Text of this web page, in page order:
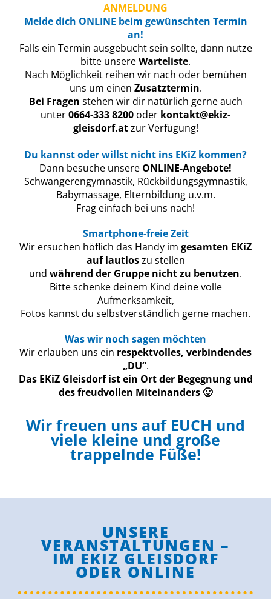
ANMELDUNG
Meldedich ONLINE beim gewünschten Termin
an!
Falls ein Termin ausgebucht sein sollte, dann nutze
bitte unsereWarteliste.
Nach Möglichkeit reihen wir nach oder bemühen
uns um einen Zusatztermin.
Bei Fragen stehen wir dir natürlich gerne auch
unter0664-333 8200 oder kontakt@ekiz-
gleisdorf.atzur Verfügung!
Du kannst oder willst nicht ins EKiZ kommen?
Dann besuche unsere ONLINE-Angebote!
Schwangerengymnastik, Rückbildungsgymnastik,
Babymassage, Elternbildung u.v.m.
Frag einfach bei uns nach!
Smartphone-freie Zeit
Wir ersuchen höflich das Handy im gesamten EKiZ
auf lautloszu stellen
und während der Gruppe nicht zu benutzen.
Bitte schenke deinem Kind deine volle
Aufmerksamkeit,
Fotos kannst du selbstverständlich gerne machen.
Was wir noch sagen möchten
Wir erlauben uns ein respektvolles, verbindendes
„DU“.
Das EKiZ Gleisdorf ist ein Ort der Begegnung und
des freudvollen Miteinanders 🙂
Wir freuen uns auf EUCH und
viele kleine und große
trappelnde Füße!
UNSERE
VERANSTALTUNGEN –
IM EKIZ GLEISDORF
ODER ONLINE